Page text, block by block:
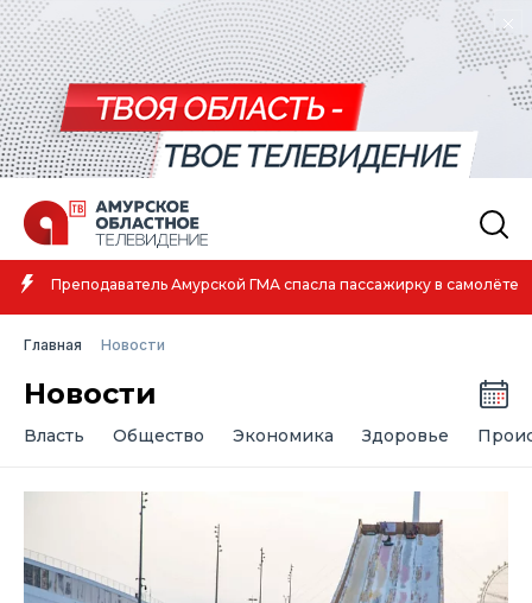
Преподаватель Амурской ГМА спасла пассажирку в самолёте
Главная Новости
Новости
Власть Общество Экономика Здоровье